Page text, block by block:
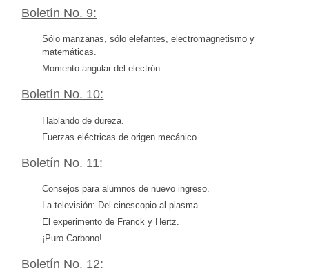
Boletín No. 9:
Sólo manzanas, sólo elefantes, electromagnetismo y
matemáticas.
Momento angular del electrón.
Boletín No. 10:
Hablando de dureza.
Fuerzas eléctricas de origen mecánico.
Boletín No. 11:
Consejos para alumnos de nuevo ingreso.
La televisión: Del cinescopio al plasma.
El experimento de Franck y Hertz.
¡Puro Carbono!
Boletín No. 12: